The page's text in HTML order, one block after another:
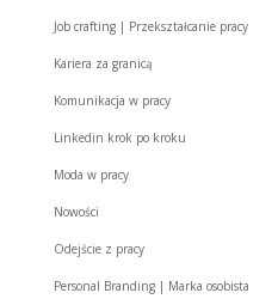
Job crafting | Przekształcanie pracy
Kariera za granicą
Komunikacja w pracy
Linkedin krok po kroku
Moda w pracy
Nowości
Odejście z pracy
Personal Branding | Marka osobista